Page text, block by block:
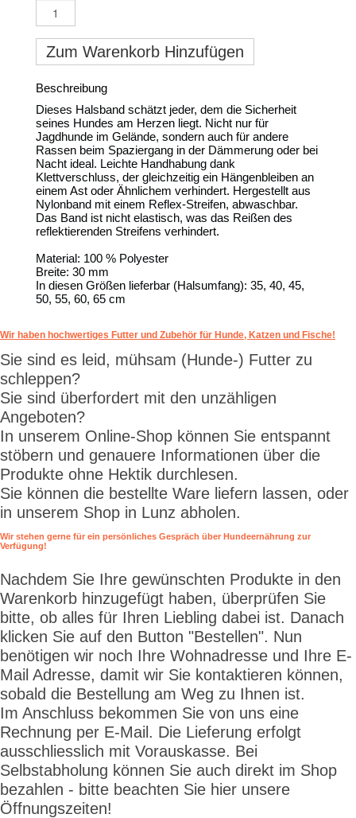
Zum Warenkorb Hinzufügen
Beschreibung
Dieses Halsband schätzt jeder, dem die Sicherheit
seines Hundes am Herzen liegt. Nicht nur für
Jagdhunde im Gelände, sondern auch für andere
Rassen beim Spaziergang in der Dämmerung oder bei
Nacht ideal. Leichte Handhabung dank
Klettverschluss, der gleichzeitig ein Hängenbleiben an
einem Ast oder Ähnlichem verhindert. Hergestellt aus
Nylonband mit einem Reflex-Streifen, abwaschbar.
Das Band ist nicht elastisch, was das Reißen des
reflektierenden Streifens verhindert.
Material: 100 % Polyester
Breite: 30 mm
In diesen Größen lieferbar (Halsumfang): 35, 40, 45,
50, 55, 60, 65 cm
Wir haben hochwertiges Futter und Zubehör für Hunde, Katzen und Fische!
Sie sind es leid, mühsam (Hunde-) Futter zu
schleppen?
Sie sind überfordert mit den unzähligen
Angeboten?
In unserem Online-Shop können Sie entspannt
stöbern und genauere Informationen über die
Produkte ohne Hektik durchlesen.
Sie können die bestellte Ware liefern lassen, oder
in unserem Shop in Lunz abholen.
Wir stehen gerne für ein persönliches Gespräch über Hundeernährung zur
Verfügung!
Nachdem Sie Ihre gewünschten Produkte in den
Warenkorb hinzugefügt haben, überprüfen Sie
bitte, ob alles für Ihren Liebling dabei ist. Danach
klicken Sie auf den Button "Bestellen". Nun
benötigen wir noch Ihre Wohnadresse und Ihre E-
Mail Adresse, damit wir Sie kontaktieren können,
sobald die Bestellung am Weg zu Ihnen ist.
Im Anschluss bekommen Sie von uns eine
Rechnung per E-Mail. Die Lieferung erfolgt
ausschliesslich mit Vorauskasse. Bei
Selbstabholung können Sie auch direkt im Shop
bezahlen - bitte beachten Sie hier unsere
Öffnungszeiten!